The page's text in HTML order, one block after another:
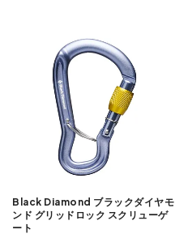
Black Diamond ブラックダイヤモ
ンド グリッドロック スクリューゲ
ート